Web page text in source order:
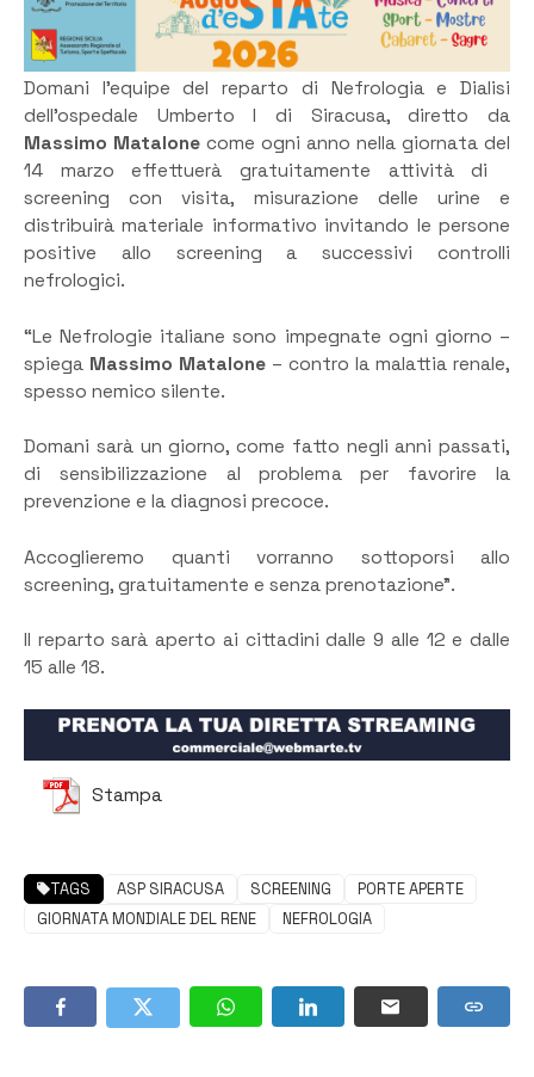
Domani l’equipe del reparto di Nefrologia e Dialisi
dell’ospedale Umberto I di Siracusa, diretto da
Massimo Matalone come ogni anno nella giornata del
14 marzo effettuerà gratuitamente attività di
screening con visita, misurazione delle urine e
distribuirà materiale informativo invitando le persone
positive allo screening a successivi controlli
nefrologici.
“Le Nefrologie italiane sono impegnate ogni giorno –
spiega Massimo Matalone – contro la malattia renale,
spesso nemico silente.
Domani sarà un giorno, come fatto negli anni passati,
di sensibilizzazione al problema per favorire la
prevenzione e la diagnosi precoce.
Accoglieremo quanti vorranno sottoporsi allo
screening, gratuitamente e senza prenotazione”.
Il reparto sarà aperto ai cittadini dalle 9 alle 12 e dalle
15 alle 18.
Stampa
TAGS ASP SIRACUSA SCREENING
PORTE APERTE
GIORNATA MONDIALE DEL RENE
NEFROLOGIA